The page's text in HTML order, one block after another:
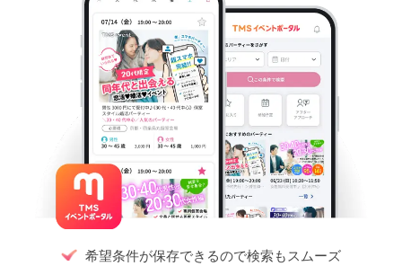
希望条件が保存できるので検索もスムーズ